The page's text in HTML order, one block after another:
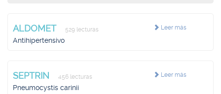
Leer más
ALDOMET 529 lecturas
Antihipertensivo
Leer más
SEPTRIN 456 lecturas
Pneumocystis carinii